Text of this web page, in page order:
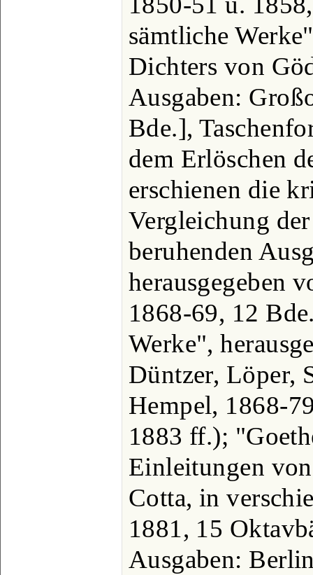
sämtliche
Dichters von
Ausgaben:
Bde.],
dem Erlöschen
erschienen die
Vergleichung
beruhenden
herausgegeben
1868-69, 12
Werke",
Düntzer, Löper,
Hempel, 1868-
1883 ff.);
Einleitungen
Cotta, in
1881, 15
Ausgaben: